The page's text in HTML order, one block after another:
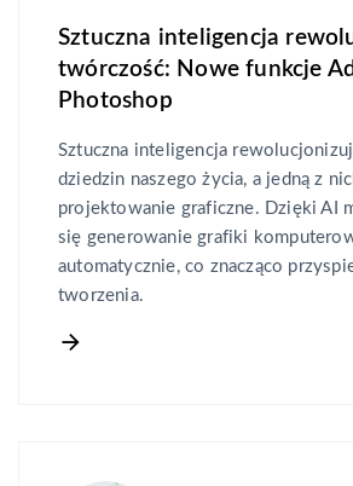
Sztuczna inteligencja
twórczość: Nowe funkcje
Photoshop
Sztuczna inteligencja
dziedzin naszego życia, a jedną z
projektowanie graficzne. Dzięki AI
się generowanie grafiki
automatycznie, co znacząco
tworzenia.